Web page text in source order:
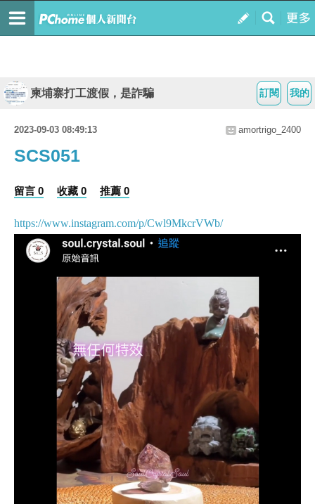
我的
訂閱
柬埔寨打工渡假，是詐騙
2023-09-03 08:49:13 amortrigo_2400
SCS051
留言 0 收藏 0 推薦 0
https://www.instagram.com/p/Cwl9MkcrVWb/